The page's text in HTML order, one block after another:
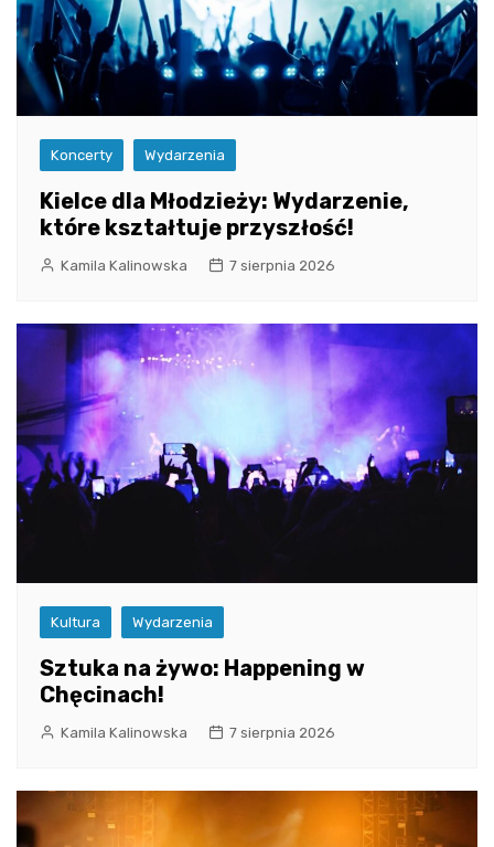
Koncerty Wydarzenia
Kielce dla Młodzieży: Wydarzenie,
które kształtuje przyszłość!
Kamila Kalinowska 7 sierpnia 2026
Kultura Wydarzenia
Sztuka na żywo: Happening w
Chęcinach!
Kamila Kalinowska 7 sierpnia 2026